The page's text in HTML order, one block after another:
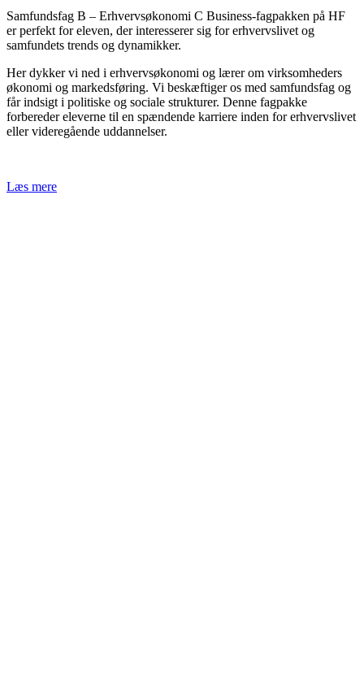
Samfundsfag B – Erhvervsøkonomi C Business-fagpakken på HF
er perfekt for eleven, der interesserer sig for erhvervslivet og
samfundets trends og dynamikker.
Her dykker vi ned i erhvervsøkonomi og lærer om virksomheders
økonomi og markedsføring. Vi beskæftiger os med samfundsfag og
får indsigt i politiske og sociale strukturer. Denne fagpakke
forbereder eleverne til en spændende karriere inden for erhvervslivet
eller videregående uddannelser.
Læs mere